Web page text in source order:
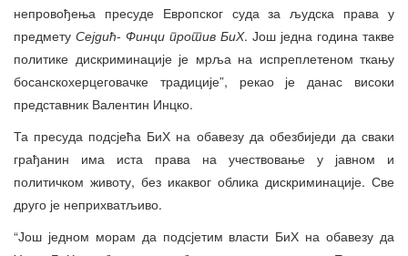
непровођења пресуде Европског суда за људска права у
предмету Сејдић- Финци против БиХ. Још једна година такве
политике дискриминације је мрља на испреплетеном ткању
босанскохерцеговачке традиције”, рекао је данас високи
представник Валентин Инцко.
Та пресуда подсјећа БиХ на обавезу да обезбиједи да сваки
грађанин има иста права на учествовање у јавном и
политичком животу, без икаквог облика дискриминације. Све
друго је неприхватљиво.
“Још једном морам да подсјетим власти БиХ на обавезу да